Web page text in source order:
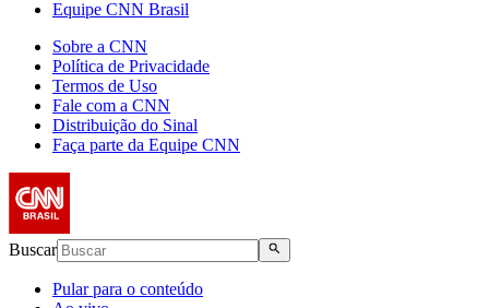
Equipe CNN Brasil
Sobre a CNN
Política de Privacidade
Termos de Uso
Fale com a CNN
Distribuição do Sinal
Faça parte da Equipe CNN
Buscar
Pular para o conteúdo